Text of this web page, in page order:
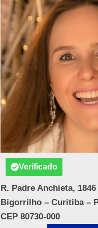
Verificado
R. Padre Anchieta, 1846
Bigorrilho – Curitiba –
CEP 80730-000